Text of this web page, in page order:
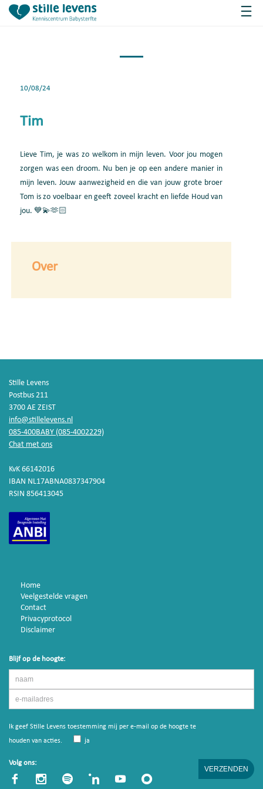
10/08/24
Tim
Lieve Tim, je was zo welkom in mijn leven. Voor jou mogen
zorgen was een droom. Nu ben je op een andere manier in
mijn leven. Jouw aanwezigheid en die van jouw grote broer
Tom is zo voelbaar en geeft zoveel kracht en liefde Houd van
jou. 💙💫🫶🏻
Over
Stille Levens
Postbus 211
3700 AE ZEIST
info@stillelevens.nl
085-400BABY (085-4002229)
Chat met ons
KvK 66142016
IBAN NL17ABNA0837347904
RSIN 856413045
Home
Veelgestelde vragen
Contact
Privacyprotocol
Disclaimer
Blijf op de hoogte:
Ik geef Stille Levens toestemming mij per e-mail op de hoogte te
houden van acties.
ja
Volg ons: